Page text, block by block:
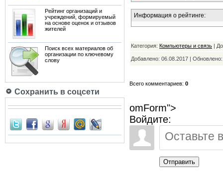
Рейтинг организаций и
учреждений, формируемый
на основе оценок и отзывов
жителей
Поиск всех материалов об
организации по ключевому
слову
Сохранить в соцсети
Информация о рейтинге:
Категория: Компьютеры и связь |
Добавлено: 06.08.2017 |
Всего комментариев: 0
omForm">
Войдите:
Отправить